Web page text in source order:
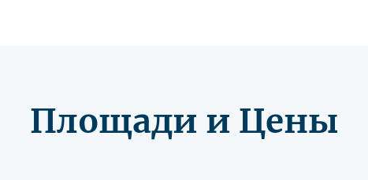
Площади и Цены